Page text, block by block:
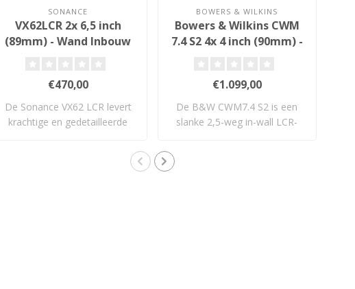
SONANCE
VX62LCR 2x 6,5 inch
(89mm) - Wand Inbouw
€470,00
De Sonance VX62 LCR levert
krachtige en gedetailleerde
BOWERS & WILKINS
Bowers & Wilkins CWM
7.4 S2 4x 4 inch (90mm) -
€1.099,00
De B&W CWM7.4 S2 is een
slanke 2,5-weg in-wall LCR-